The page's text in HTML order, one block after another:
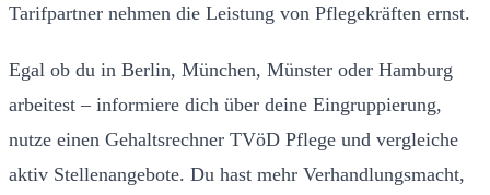
Tarifpartner nehmen die Leistung von Pflegekräften ernst.
Egal ob du in Berlin, München, Münster oder Hamburg
arbeitest – informiere dich über deine Eingruppierung,
nutze einen Gehaltsrechner TVöD Pflege und vergleiche
aktiv Stellenangebote. Du hast mehr Verhandlungsmacht,